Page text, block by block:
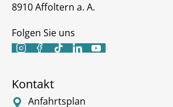
8910 Affoltern a. A.
Folgen Sie uns
    
Kontakt
Anfahrtsplan